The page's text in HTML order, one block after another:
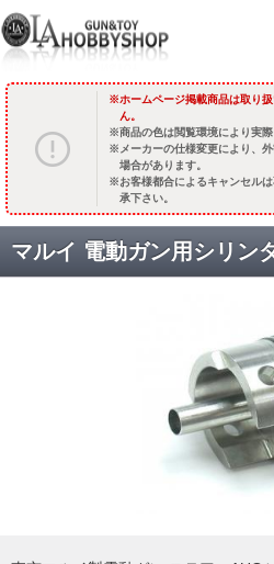
ホームページ掲載商品は取り
ん。
商品の色は閲覧環境により実
メーカーの仕様変更により、
場合があります。
お客様都合によるキャンセル
承下さい。